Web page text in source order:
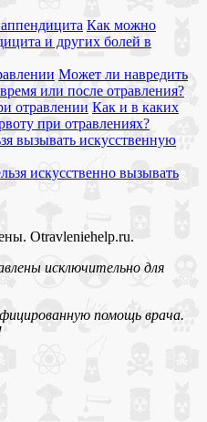
Как можно
и других болей в
Может ли навредить
или после отравления?
Как и в каких
при отравлениях?
искусственно вызывать
Otravleniehelp.ru.
исключительно для
помощь врача.